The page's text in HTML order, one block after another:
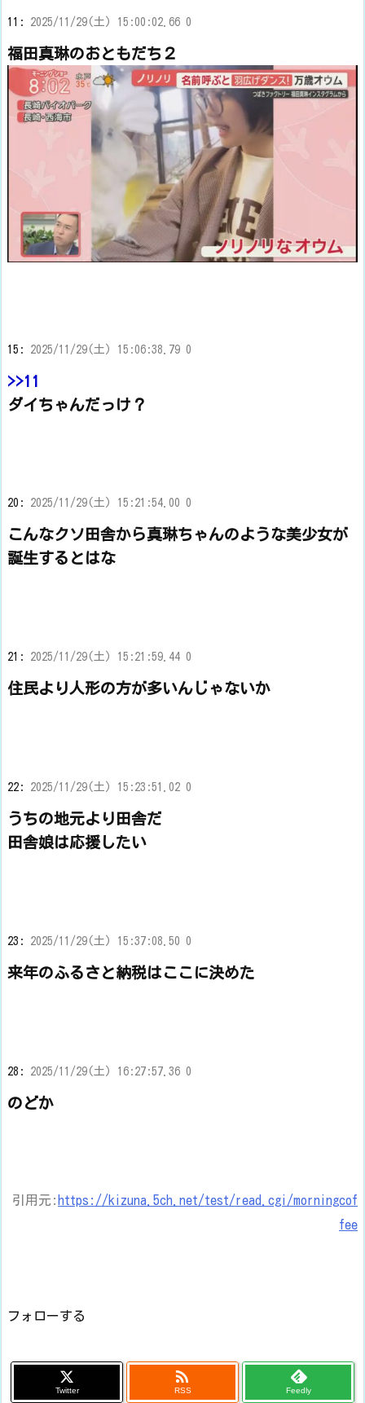
11: 2025/11/29(土) 15:00:02.66 0
福田真琳のおともだち２
15: 2025/11/29(土) 15:06:38.79 0
>>11
ダイちゃんだっけ？
20: 2025/11/29(土) 15:21:54.00 0
こんなクソ田舎から真琳ちゃんのような美少女が
誕生するとはな
21: 2025/11/29(土) 15:21:59.44 0
住民より人形の方が多いんじゃないか
22: 2025/11/29(土) 15:23:51.02 0
うちの地元より田舎だ
田舎娘は応援したい
23: 2025/11/29(土) 15:37:08.50 0
来年のふるさと納税はここに決めた
28: 2025/11/29(土) 16:27:57.36 0
のどか
引用元: https://kizuna.5ch.net/test/read.cgi/morningcof
fee
フォローする
Twitter

RSS Feedly